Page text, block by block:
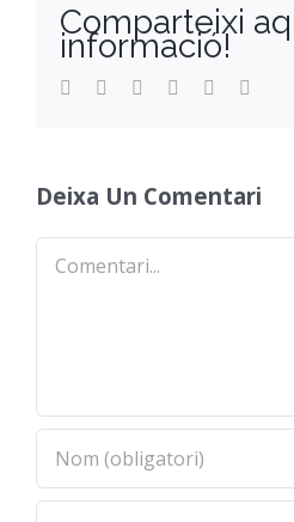
Comparteixi
informació!
Facebook
TwitterReddit LinkedInWhatsApp
Deixa Un Comentari
Comentari